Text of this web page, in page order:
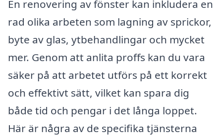
En renovering av fönster kan inkludera en
rad olika arbeten som lagning av sprickor,
byte av glas, ytbehandlingar och mycket
mer. Genom att anlita proffs kan du vara
säker på att arbetet utförs på ett korrekt
och effektivt sätt, vilket kan spara dig
både tid och pengar i det långa loppet.
Här är några av de specifika tjänsterna